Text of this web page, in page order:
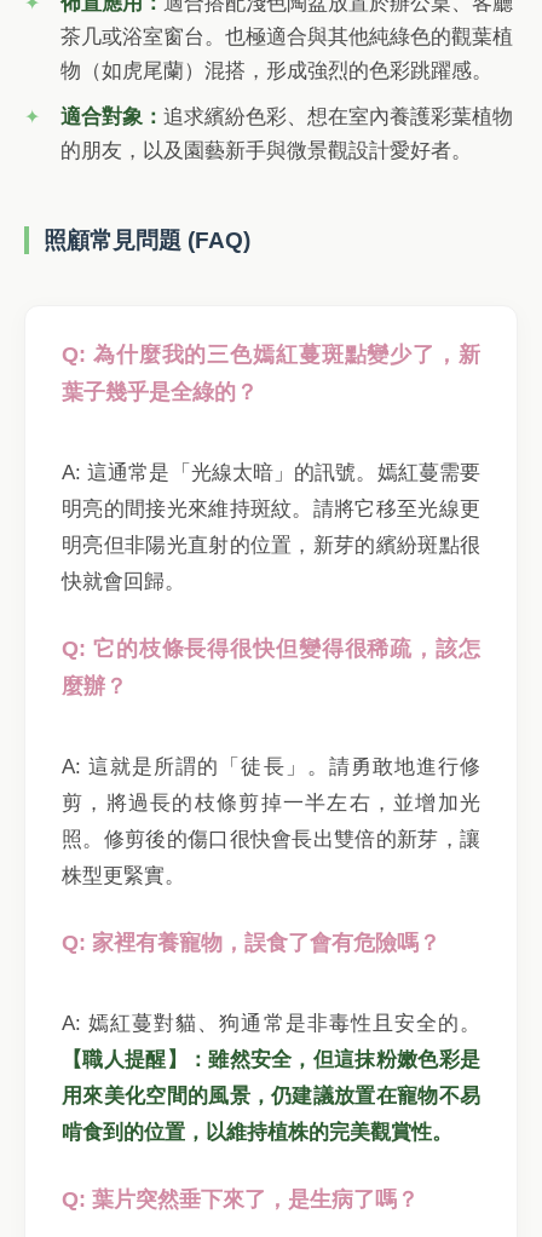
茶几或浴室窗台。也極適合與其他純綠色的觀葉植
物（如虎尾蘭）混搭，形成強烈的色彩跳躍感。
適合對象：追求繽紛色彩、想在室內養護彩葉植物
的朋友，以及園藝新手與微景觀設計愛好者。
照顧常見問題 (FAQ)
Q: 為什麼我的三色嫣紅蔓斑點變少了，新
葉子幾乎是全綠的？
A: 這通常是「光線太暗」的訊號。嫣紅蔓需要
明亮的間接光來維持斑紋。請將它移至光線更
明亮但非陽光直射的位置，新芽的繽紛斑點很
快就會回歸。
Q: 它的枝條長得很快但變得很稀疏，該怎
麼辦？
A: 這就是所謂的「徒長」。請勇敢地進行修
剪，將過長的枝條剪掉一半左右，並增加光
照。修剪後的傷口很快會長出雙倍的新芽，讓
株型更緊實。
Q: 家裡有養寵物，誤食了會有危險嗎？
A: 嫣紅蔓對貓、狗通常是非毒性且安全的。
【職人提醒】：雖然安全，但這抹粉嫩色彩是
用來美化空間的風景，仍建議放置在寵物不易
啃食到的位置，以維持植株的完美觀賞性。
Q: 葉片突然垂下來了，是生病了嗎？